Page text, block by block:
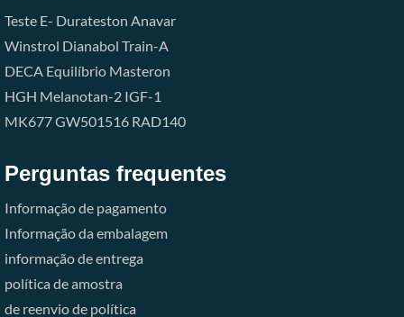
Teste E- Durateston Anavar
Winstrol Dianabol Train-A
DECA Equilíbrio Masteron
HGH Melanotan-2 IGF-1
MK677GW501516 RAD140
Perguntas frequentes
Informação de pagamento
Informação da embalagem
informação de entrega
política de amostra
de reenvio de política